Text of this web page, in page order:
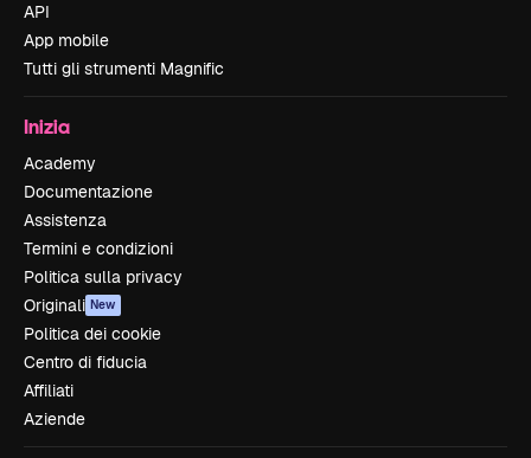
API
App mobile
Tutti gli strumenti Magnific
Inizia
Academy
Documentazione
Assistenza
Termini e condizioni
Politica sulla privacy
Originali New
Politica dei cookie
Centro di fiducia
Affiliati
Aziende